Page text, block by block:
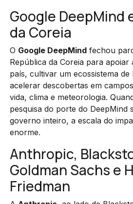
Google DeepMind
da Coreia
O Google DeepMind fechou
República da Coreia para apoiar
país, cultivar um ecossistema
acelerar descobertas em
vida, clima e meteorologia.
pesquisa do porte do DeepMind
governo inteiro, a escala do
enorme.
Anthropic,
Goldman Sachs e
Friedman